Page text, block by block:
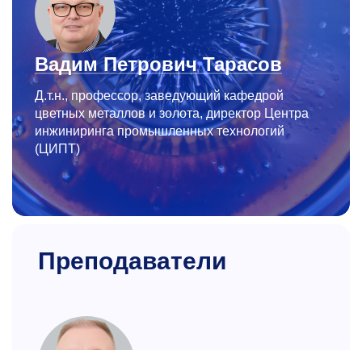
Вадим Петрович Тарасов
Д.т.н., профессор, заведующий кафедрой
цветных металлов и золота, директор Центра
инжиниринга промышленных технологий
(ЦИПТ)
Преподаватели